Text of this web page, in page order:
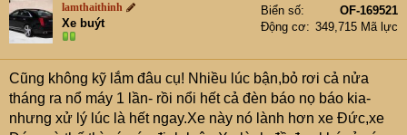
lamthaithinh
Xe buýt
Biển số
OF-169521
Động cơ
349,715 Mã lực
Cũng không kỹ lắm đâu cụ! Nhiều lúc bận,bỏ rơi cả nửa
tháng ra nổ máy 1 lần- rồi nổi hết cả đèn báo nọ báo kia-
nhưng xử lý lúc là hết ngay.Xe này nó lành hơn xe Đức,xe